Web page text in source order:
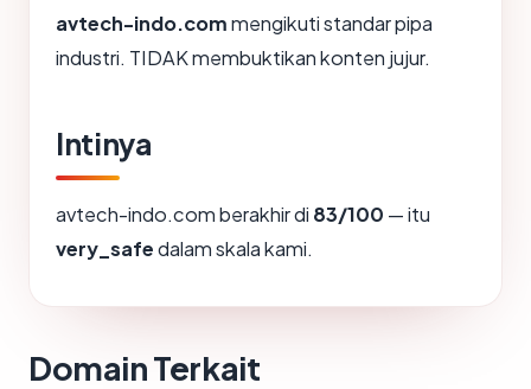
avtech-indo.commengikuti standar pipa
industri. TIDAK membuktikan konten jujur.
Intinya
avtech-indo.com berakhir di 83/100 — itu
very_safedalam skala kami.
Domain Terkait